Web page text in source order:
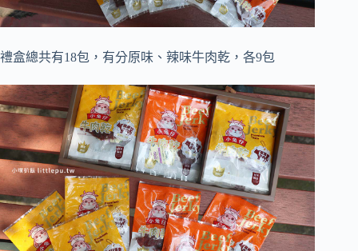
禮盒總共有18包，有分原味、辣味牛肉乾，各9包